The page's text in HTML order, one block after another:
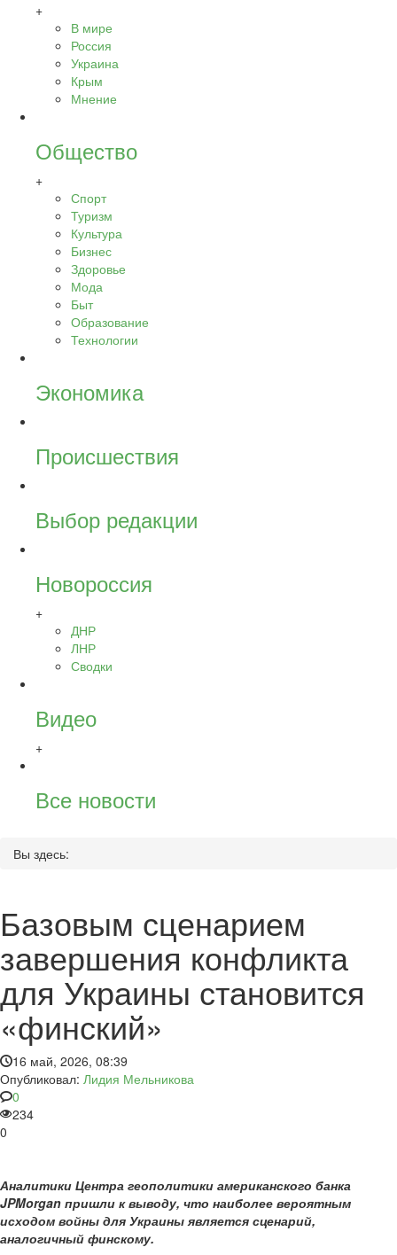
+
В мире
Россия
Украина
Крым
Мнение
Общество
+
Спорт
Туризм
Культура
Бизнес
Здоровье
Мода
Быт
Образование
Технологии
Экономика
Происшествия
Выбор редакции
Новороссия
+
ДНР
ЛНР
Сводки
Видео
+
Все новости
Вы здесь:
Базовым сценарием
завершения конфликта
для Украины становится
«финский»
16 май, 2026, 08:39
Опубликовал: Лидия Мельникова
0
234
0
Аналитики Центра геополитики американского банка
JPMorgan пришли к выводу, что наиболее вероятным
исходом войны для Украины является сценарий,
аналогичный финскому.